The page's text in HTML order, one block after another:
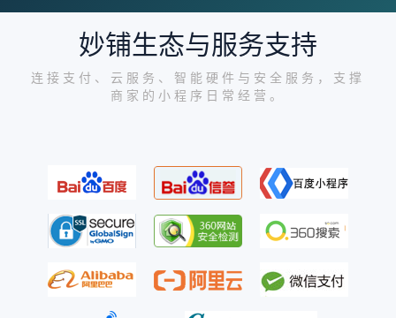
妙铺生态与服务支持
连接支付、云服务、智能硬件与安全服务，支撑
商家的小程序日常经营。